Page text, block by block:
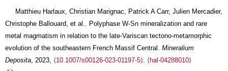
Matthieu Harlaux, Christian Marignac, Patrick A Carr, Julien Mercadier,
Christophe Ballouard, et al.. Polyphase W-Sn mineralization and rare
metal magmatism in relation to the late-Variscan tectono-metamorphic
evolution of the southeastern French Massif Central. Mineralium
Deposita, 2023, ⟨10.1007/s00126-023-01197-5⟩. ⟨hal-04288010⟩